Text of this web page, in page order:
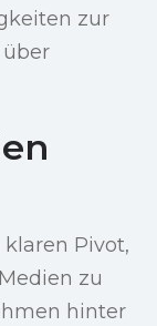
zur
Pivot,
zu
hinter